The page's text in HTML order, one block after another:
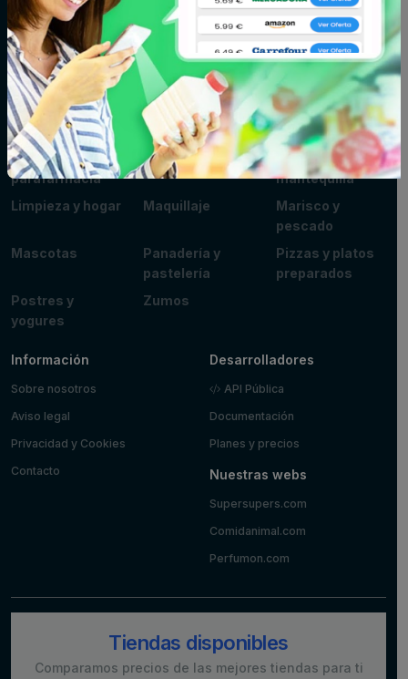
Bodega
Cacao, café e
infusiones
Carne
Cereales y
galletas
Charcutería y
quesos
Congelados
Conservas,
caldos y cremas
Cuidado del
cabello
Cuidado facial y
corporal
Fitoterapia y
parafarmacia
Fruta y verdura
Huevos, leche y
mantequilla
Limpieza y hogar
Maquillaje
Marisco y
pescado
Mascotas
Panadería y
pastelería
Pizzas y platos
preparados
Postres y
yogures
Zumos
Información
Sobre nosotros
Aviso legal
Privacidad y Cookies
Contacto
Desarrolladores
API Pública
Documentación
Planes y precios
Nuestras webs
Supersupers.com
Comidanimal.com
Perfumon.com
Tiendas disponibles
Comparamos precios de las mejores tiendas para ti